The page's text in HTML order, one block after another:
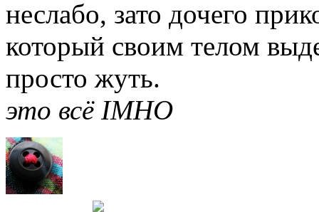
неслабо, зато дочего
который своим телом
просто жуть.
это всё IMHO